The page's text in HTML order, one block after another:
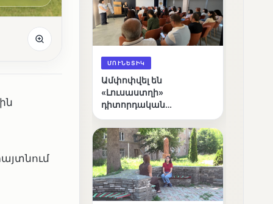
ՄՈՒՆԵՏԻԿ
Ամփոփվել են
«Լուսաստղի»
դիտորդական
արդյունքները